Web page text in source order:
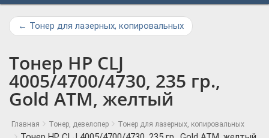
← Тонер для лазерных, копировальных
Тонер HP CLJ
4005/4700/4730, 235 гр.,
Gold ATM, желтый
Главная Тонер, девелопер Тонер для лазерных, копировальных